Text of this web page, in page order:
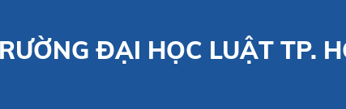
ĐẠI HỌC LUẬT TP.